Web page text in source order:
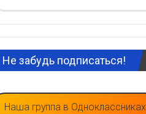
Не забудь подписаться!
Наша группа в Одноклассниках